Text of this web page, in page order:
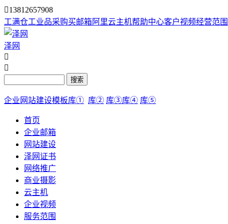
13812657908
工满仓工业品采购买邮箱阿里云主机帮助中心客户视频经营范围
泽网


搜索
企业网站建设模板库① 库② 库③库④ 库⑤
首页
企业邮箱
网站建设
泽网证书
网络推广
商业摄影
云主机
企业视频
服务范围